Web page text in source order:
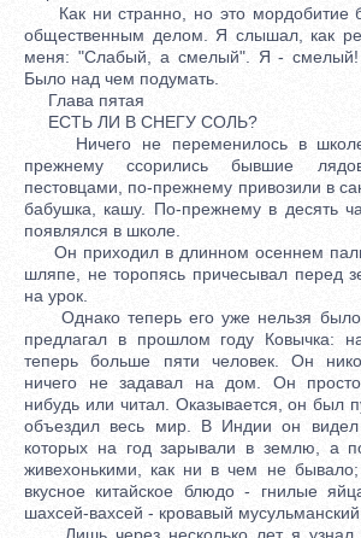
Как ни странно, но это мордобитие
общественным делом. Я слышал, как
меня: "Слабый, а смелый". Я -
Было над чем подумать.
Глава пятая
ЕСТЬ ЛИ В СНЕГУ СОЛЬ?
Ничего не переменилось в школе
прежнему ссорились бывшие
пестовцами, по-прежнему привозили в
бабушка, кашу. По-прежнему в десять
появлялся в школе.
Он приходил в длинном осеннем
шляпе, не торопясь причесывал перед
на урок.
Однако теперь его уже нельзя было
предлагал в прошлом году Ковычка:
теперь больше пяти человек. Он
ничего не задавал на дом. Он просто
нибудь или читал. Оказывается, он был
объездил весь мир. В Индии он видел
которых на год зарывали в землю, а
живехонькими, как ни в чем не
вкусное китайское блюдо - гнилые
шахсей-вахсей - кровавый мусульманский
Лишь через несколько лет я узнал,